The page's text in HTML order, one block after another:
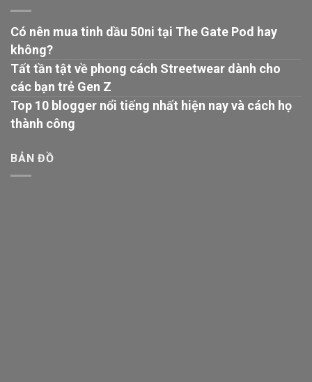
Có nên mua tinh dầu 50ni tại The Gate Pod hay
không?
Tất tần tật về phong cách Streetwear dành cho
các bạn trẻ Gen Z
Top 10 blogger nổi tiếng nhất hiện nay và cách họ
thành công
BẢN ĐỒ